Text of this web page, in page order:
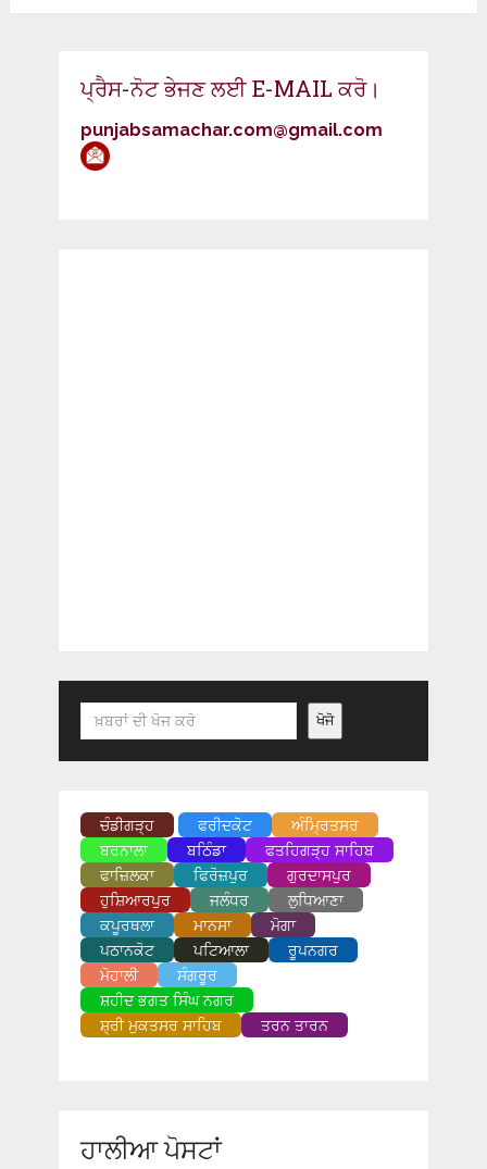
ਪ੍ਰੈਸ-ਨੋਟ ਭੇਜਣ ਲਈ E-MAIL ਕਰੋ।
punjabsamachar.com@gmail.com
Search ਖੋਜੋ
ਚੰਡੀਗੜ੍ਹ ਫਰੀਦਕੋਟ
ਅੰਮ੍ਰਿਤਸਰ
ਬਰਨਾਲਾ
ਬਠਿੰਡਾ
ਫਤਹਿਗੜ੍ਹ ਸਾਹਿਬ
ਫਾਜ਼ਿਲਕਾ
ਫਿਰੋਜ਼ਪੁਰ
ਗੁਰਦਾਸਪੁਰ
ਹੁਸ਼ਿਆਰਪੁਰ
ਜਲੰਧਰ
ਲੁਧਿਆਣਾ
ਕਪੂਰਥਲਾ
ਮਾਨਸਾ
ਮੋਗਾ
ਪਠਾਨਕੋਟ
ਪਟਿਆਲਾ
ਰੂਪਨਗਰ
ਮੋਹਾਲੀ
ਸੰਗਰੂਰ
ਸ਼ਹੀਦ ਭਗਤ ਸਿੰਘ ਨਗਰ
ਸ਼੍ਰੀ ਮੁਕਤਸਰ ਸਾਹਿਬ
ਤਰਨ ਤਾਰਨ
ਹਾਲੀਆ ਪੋਸਟਾਂ